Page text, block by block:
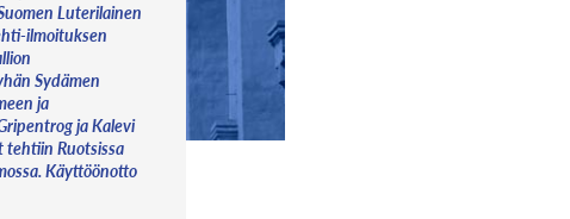
Luterilainen
ilmoituksen
Sydämen
ja
ja Kalevi
Ruotsissa
Käyttöönotto